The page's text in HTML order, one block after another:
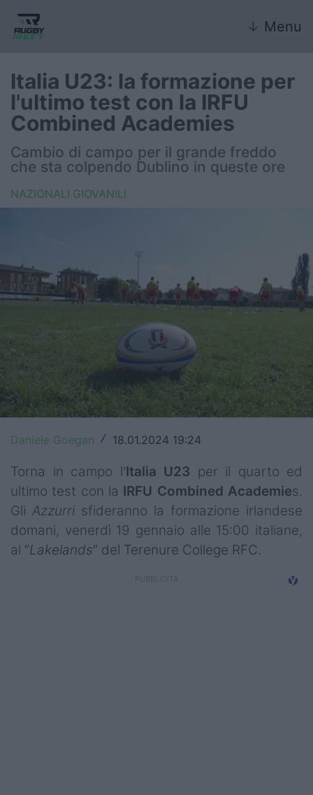
↓ Menu
Nazionale
Nazionali giovanili
Rugby Sevens
FIR
6 Nazioni
United Rugby Championship
Top14
Premiership
Champions Cup
Rugby World Cup
Super Rugby
Rugby in TV
Italia U23: la formazione per
l'ultimo test con la IRFU
Combined Academies
Cambio di campo per il grande freddo
che sta colpendo Dublino in queste ore
NAZIONALI GIOVANILI
Daniele Goegan / 18.01.2024 19:24
Torna in campo l'Italia U23 per il quarto ed
ultimo test con la IRFU Combined Academies.
Gli Azzurri sfideranno la formazione irlandese
domani, venerdì 19 gennaio alle 15:00 italiane,
al “Lakelands” del Terenure College RFC.